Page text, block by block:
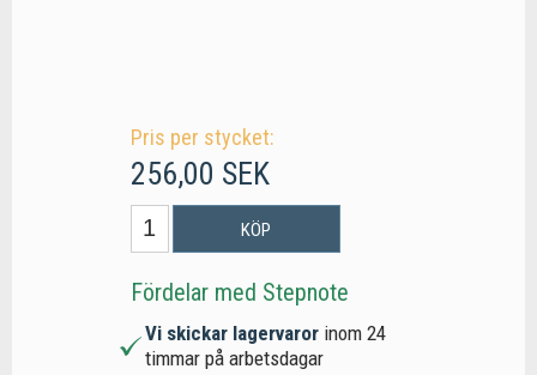
Pris per stycket:
256,00 SEK
KÖP
Fördelar med Stepnote
Vi skickar lagervaror inom 24
timmar på arbetsdagar